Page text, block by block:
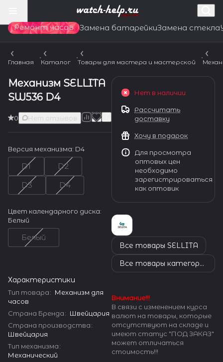
Ремонт часов Замена батарейкиЗамена стекла
Главная Каталог Товары для мастера и мастерской
Механизм SELLITA
SW536 D4
0 Нет отзывов
Версия механизма: D4
D1
D2
D3
D4
Цвет календарного диска:
Белый
Белый
Характеристики
Тип товара: Механизм для
часов
Страна Бренда: Швейцария
Страна производства:
Швейцария
Тип механизма:
Механический
Нет в наличии
Рассчитать
доставку
Хочу в подарок
Для просмотра
оптовых цен
необходимо
зарегистрироваться
как оптовик
Все товары SELLITA
Все товары категории
Внимание!!!
В связи с изменением курса
валют на товары, которые
отсутствуют на складе и
имеют статус "ПОД ЗАКАЗ"
может отличаться
стоимость!!!